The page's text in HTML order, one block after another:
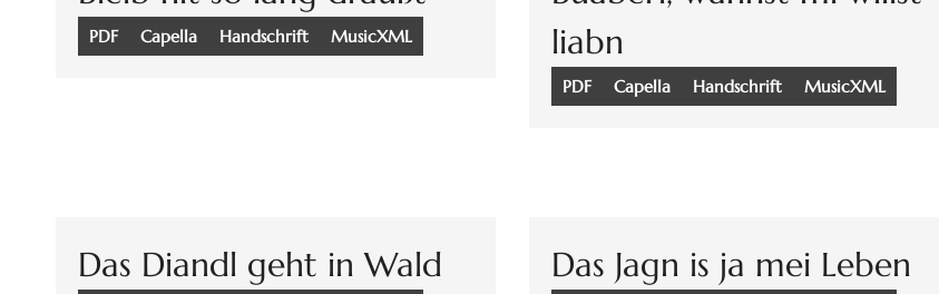
PDF Capella Handschrift MusicXML
liabn
PDF Capella Handschrift MusicXML
Das Diandl geht in Wald Das Jagn is ja mei Leben